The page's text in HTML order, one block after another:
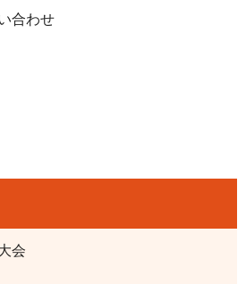
合わせ
会